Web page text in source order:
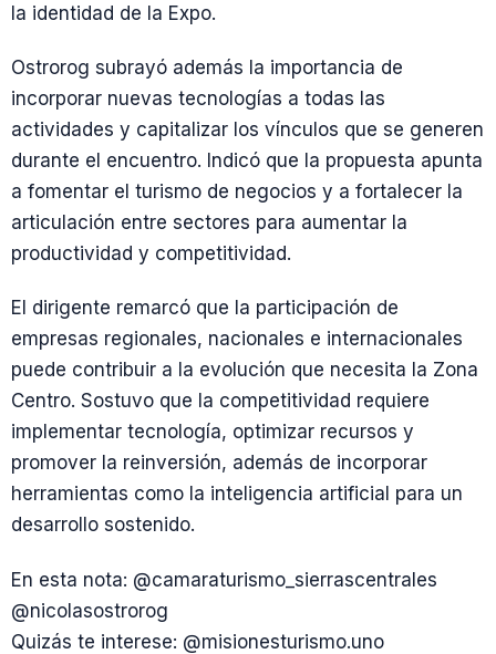
la identidad de la Expo.
Ostrorog subrayó además la importancia de
incorporar nuevas tecnologías a todas las
actividades y capitalizar los vínculos que se generen
durante el encuentro. Indicó que la propuesta apunta
a fomentar el turismo de negocios y a fortalecer la
articulación entre sectores para aumentar la
productividad y competitividad.
El dirigente remarcó que la participación de
empresas regionales, nacionales e internacionales
puede contribuir a la evolución que necesita la Zona
Centro. Sostuvo que la competitividad requiere
implementar tecnología, optimizar recursos y
promover la reinversión, además de incorporar
herramientas como la inteligencia artificial para un
desarrollo sostenido.
En esta nota: @camaraturismo_sierrascentrales
@nicolasostrorog
Quizás te interese: @misionesturismo.uno